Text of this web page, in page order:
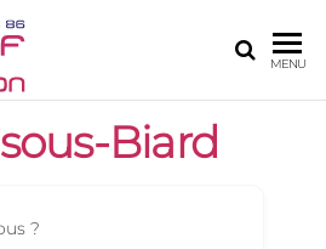
COLLECTIF
SPORT
INNOVATION
sur Poitiers
MENU
Biard
?